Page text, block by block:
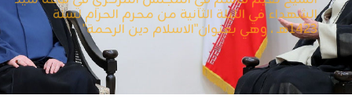
الشهداء في الليلة الثانية من محرم الحرام لسنة
1423هـ ، وهي بعنوان"الاسلام دين الرحمة"